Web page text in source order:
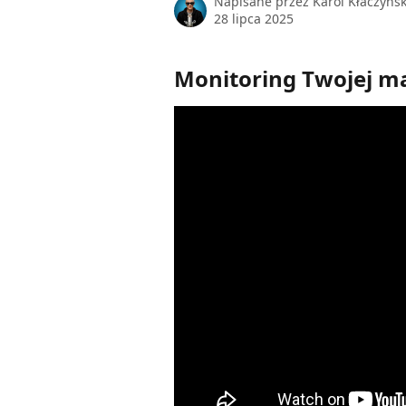
28 lipca 2025
Monitoring Twojej